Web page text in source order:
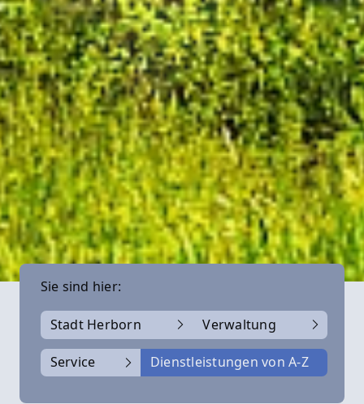
Sie sind hier:
Stadt Herborn Verwaltung
Service Dienstleistungen von A-Z